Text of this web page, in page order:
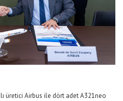
üretici Airbus ile dört adet A321neo